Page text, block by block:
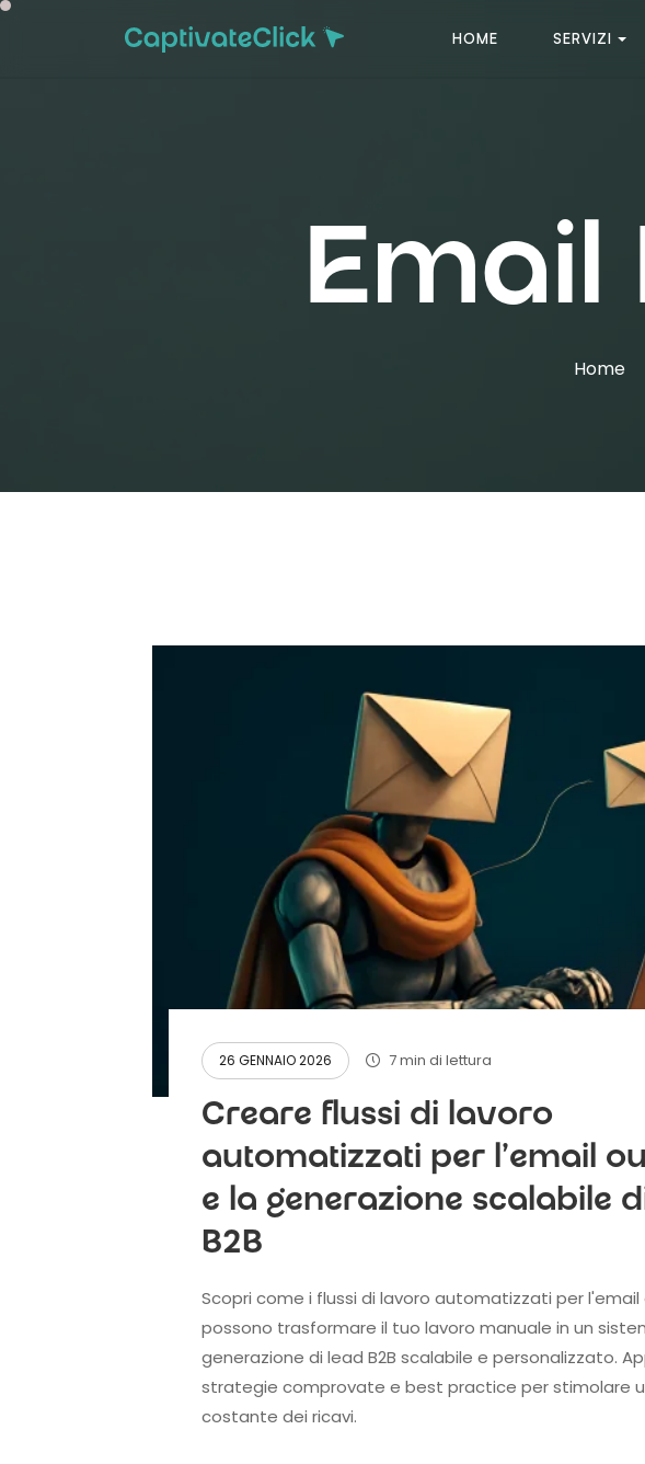
HOME SERVIZI
Email
Home
26 GENNAIO 2026 7 min di lettura
Creare flussi di lavoro
automatizzati per l'email
e la generazione scalabile
B2B
Scopri come i flussi di lavoro automatizzati per
possono trasformare il tuo lavoro manuale in un
generazione di lead B2B scalabile e personalizzato.
strategie comprovate e best practice per stimolare
costante dei ricavi.